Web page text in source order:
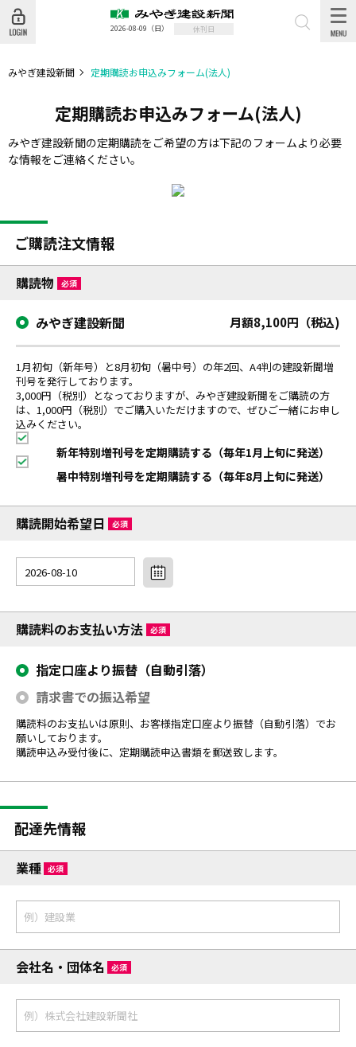
2026-08-09 （日） 休刊日
みやぎ建設新聞 定期購読お申込みフォーム(法人)
定期購読お申込みフォーム(法人)
みやぎ建設新聞の定期購読をご希望の方は下記のフォームより必要
な情報をご連絡ください。
ご購読注文情報
購読物 必須
みやぎ建設新聞 月額8,100円（税込)
1月初旬（新年号）と8月初旬（暑中号）の年2回、A4判の建設新聞増
刊号を発行しております。
3,000円（税別）となっておりますが、みやぎ建設新聞をご購読の方
は、1,000円（税別）でご購入いただけますので、ぜひご一緒にお申し
込みください。
新年特別増刊号を定期購読する（毎年1月上旬に発送）
暑中特別増刊号を定期購読する（毎年8月上旬に発送）
購読開始希望日 必須
購読料のお支払い方法 必須
指定口座より振替（自動引落）
請求書での振込希望
購読料のお支払いは原則、お客様指定口座より振替（自動引落）でお
願いしております。
購読申込み受付後に、定期購読申込書類を郵送致します。
配達先情報
業種 必須
会社名・団体名 必須